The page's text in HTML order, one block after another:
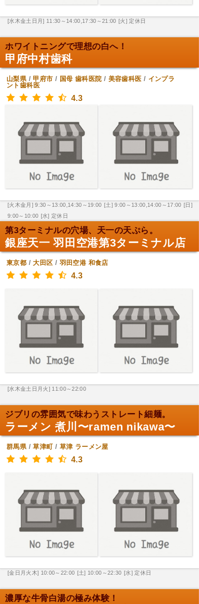
[水木金土日月] 11:30～14:00,17:30～21:00 [火] 定休日
ホワイトニングで理想の白へ！
甲府中村歯科
山梨県/甲府市 / 国母 歯科医院 / 美容歯科医 / インプラ
ント歯科医
4.3
[火木金月] 9:30～13:00,14:30～19:00 [土] 9:00～13:00,14:00～17:00 [日]
9:00～10:00 [水] 定休日
第3ターミナルの穴場、天一の天ぷら。
銀座天一 羽田空港第3ターミナル店
東京都 /大田区 / 羽田空港 和食店
4.3
[水木金土日月火] 11:00～22:00
ジブリの雰囲気で味わうストレート細麺。
ラーメン 煮川〜ramen nikawa〜
群馬県/草津町/ 草津 ラーメン屋
4.3
[金日月火木] 10:00～22:00 [土] 10:00～22:30 [水] 定休日
濃厚な牛骨白湯の極み体験！